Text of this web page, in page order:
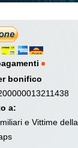
bonifico
a:
e Vittime della